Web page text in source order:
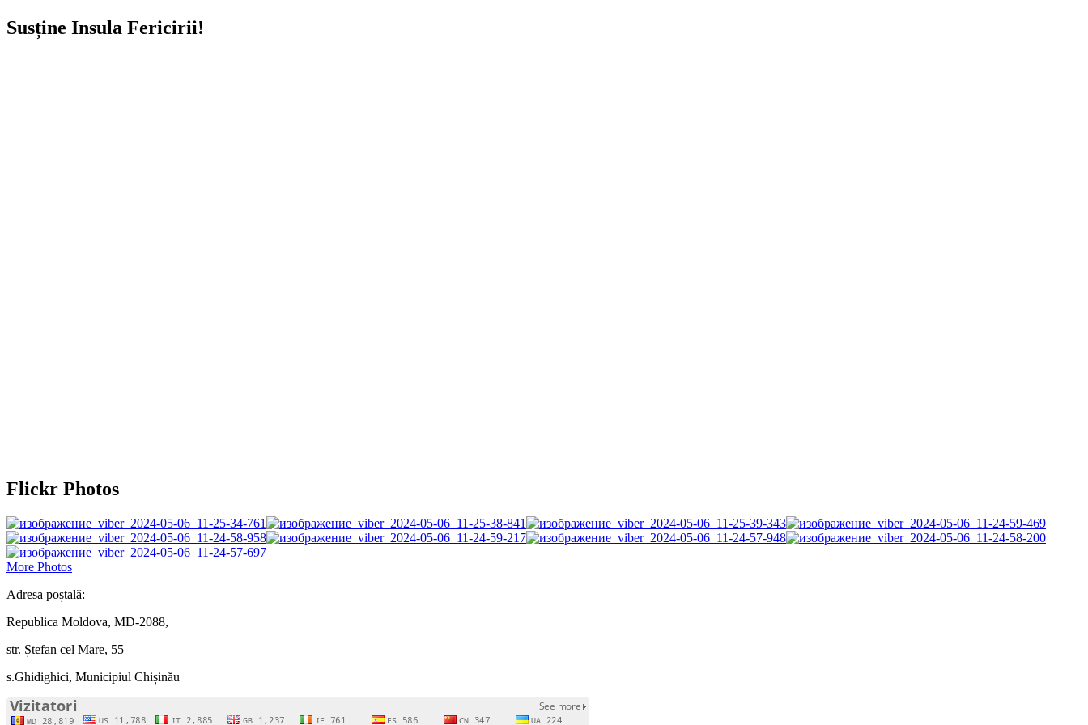
Susține Insula Fericirii!
Flickr Photos
More Photos
Adresa poștală:
Republica Moldova, MD-2088,
str. Ștefan cel Mare, 55
s.Ghidighici, Municipiul Chișinău